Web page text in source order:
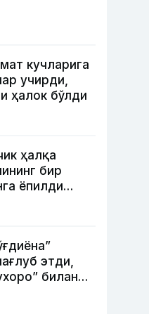
кучларига
учирди,
ҳалок бўлди
ҳалқа
бир
ёпилди
этди,
билан
қайд этди